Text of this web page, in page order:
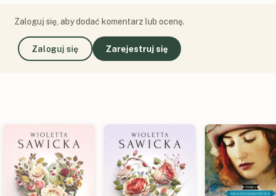
Zaloguj się, aby dodać komentarz lub ocenę.
Zaloguj się Zarejestruj się